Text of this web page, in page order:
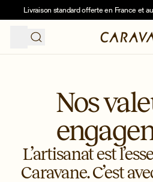
Livraison standard offerte en France et
Nos
L’artisanat est
Caravane. C’est